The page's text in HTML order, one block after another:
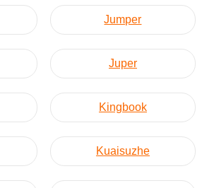
Jumper
Juper
Kingbook
Kuaisuzhe